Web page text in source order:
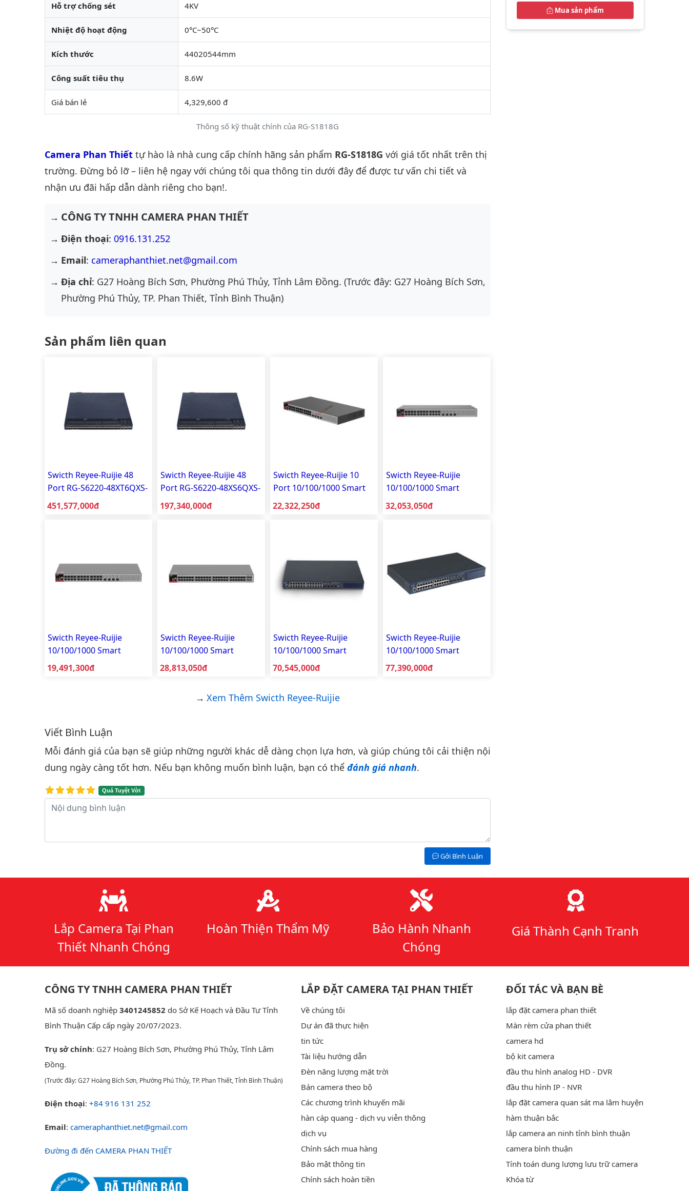
Thông số kỹ thuật chính của RG-S1818G
Hỗ trợ chống sét 4KV
Nhiệt độ hoạt động 0°C~50°C
Kích thước 44020544mm
Công suất tiêu thụ 8.6W
Giá bán lẻ 4,329,600 đ
Camera Phan Thiết tự hào là nhà cung cấp chính hãng sản phẩm RG-S1818G với giá tốt nhất trên thị
trường. Đừng bỏ lỡ – liên hệ ngay với chúng tôi qua thông tin dưới đây để được tư vấn chi tiết và
nhận ưu đãi hấp dẫn dành riêng cho bạn!.
CÔNG TY TNHH CAMERA PHAN THIẾT
Điện thoại: 0916.131.252
Email: cameraphanthiet.net@gmail.com
Địa chỉ: G27 Hoàng Bích Sơn, Phường Phú Thủy, Tỉnh Lâm Đồng. (Trước đây: G27 Hoàng Bích Sơn,
Phường Phú Thủy, TP. Phan Thiết, Tỉnh Bình Thuận)
Sản phẩm liên quan
Swicth Reyee-Ruijie 48
Port RG-S6220-48XT6QXS-
H-AC
Giá bán:
451,577,000đ
Swicth Reyee-Ruijie 48
Port RG-S6220-48XS6QXS-
H-AC
Giá bán:
197,340,000đ
Swicth Reyee-Ruijie 10
Port 10/100/1000 Smart
Managed RG-S2915-
10GT2MS-P-L
Giá bán:
22,322,250đ
Swicth Reyee-Ruijie
10/100/1000 Smart
Managed RG-S2915-
24GT4MS-P-L
Giá bán:
32,053,050đ
Swicth Reyee-Ruijie
10/100/1000 Smart
Managed RG-S2915-
24GT4MS-L
Giá bán:
19,491,300đ
Swicth Reyee-Ruijie
10/100/1000 Smart
Managed RG-S2915-
48GT4MS-L
Giá bán:
28,813,050đ
Swicth Reyee-Ruijie
10/100/1000 Smart
Managed RG-S2910-
24GT4SFP-UP-H(V3.0)
Giá bán:
70,545,000đ
Swicth Reyee-Ruijie
10/100/1000 Smart
Managed RG-S2910-
24GT4XS-UP-H(V3.0)
Giá bán:
77,390,000đ
Xem Thêm Swicth Reyee-Ruijie
Bình luận & Đánh giá
Viết Bình Luận
Mỗi đánh giá của bạn sẽ giúp những người khác dễ dàng chọn lựa hơn, và giúp chúng tôi cải thiện nội
dung ngày càng tốt hơn. Nếu bạn không muốn bình luận, bạn có thể đánh giá nhanh.
Quá Tuyệt Vời
Nội dung bình luận
Gởi Bình Luận
Mua sản phẩm
Lý do chọn chúng tôi
Lắp Camera Tại Phan
Thiết Nhanh Chóng
Hoàn Thiện Thẩm Mỹ
Bảo Hành Nhanh
Chóng
Giá Thành Cạnh Tranh
CÔNG TY TNHH CAMERA PHAN THIẾT
Mã số doanh nghiệp 3401245852 do Sở Kế Hoạch và Đầu Tư Tỉnh
Bình Thuận Cấp cấp ngày 20/07/2023.
Trụ sở chính: G27 Hoàng Bích Sơn, Phường Phú Thủy, Tỉnh Lâm
Đồng.
(Trước đây: G27 Hoàng Bích Sơn, Phường Phú Thủy, TP. Phan Thiết, Tỉnh Bình Thuận)
Điện thoại: +84 916 131 252
Email: cameraphanthiet.net@gmail.com
Đường đi đến CAMERA PHAN THIẾT
LẮP ĐẶT CAMERA TẠI PHAN THIẾT
Về chúng tôi
Dự án đã thực hiện
tin tức
Tài liệu hướng dẫn
Đèn năng lượng mặt trời
Bán camera theo bộ
Các chương trình khuyến mãi
hàn cáp quang - dịch vụ viễn thông
dịch vụ
Chính sách mua hàng
Bảo mật thông tin
Chính sách hoàn tiền
ĐỐI TÁC VÀ BẠN BÈ
lắp đặt camera phan thiết
Màn rèm cửa phan thiết
camera hd
bộ kit camera
đầu thu hình analog HD - DVR
đầu thu hình IP - NVR
lắp đặt camera quan sát ma lâm huyện
hàm thuận bắc
lắp camera an ninh tỉnh bình thuận
camera bình thuận
Tính toán dung lượng lưu trữ camera
Khóa từ